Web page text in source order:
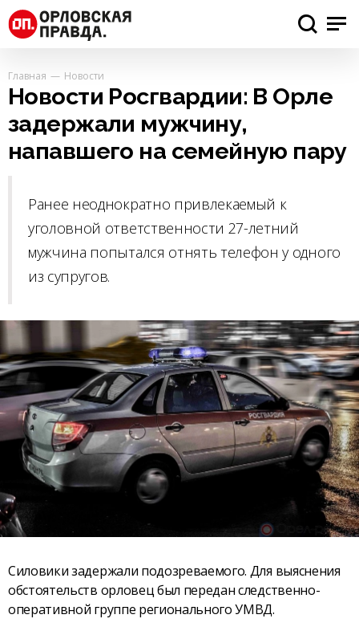
Главная Новости
Новости Росгвардии: В Орле
задержали мужчину,
напавшего на семейную пару
Ранее неоднократно привлекаемый к
уголовной ответственности 27-летний
мужчина попытался отнять телефон у одного
из супругов.
Силовики задержали подозреваемого. Для выяснения
обстоятельств орловец был передан следственно-
оперативной группе регионального УМВД.